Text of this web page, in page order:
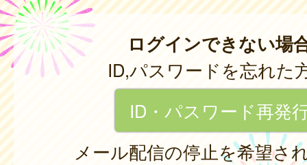
ログインできない場
ID,パスワードを忘れた
ID・パスワード再発
メール配信の停止を希望さ